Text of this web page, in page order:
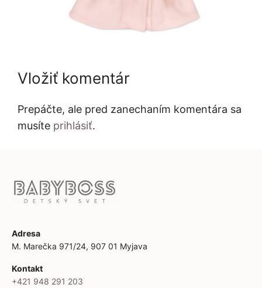
Vložiť komentár
Prepáčte, ale pred zanechaním komentára sa
musíte prihlásiť.
Adresa
M. Marečka 971/24, 907 01 Myjava
Kontakt
+421 948 291 203